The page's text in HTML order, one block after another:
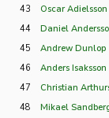
43 Oscar Adielsson
44
Daniel
45
Andrew Dunlop
46
Anders Isaksson
47
Christian
48
Mikael